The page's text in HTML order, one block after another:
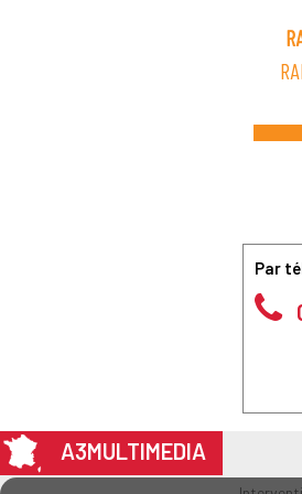
Par
A3MULTIMEDIA